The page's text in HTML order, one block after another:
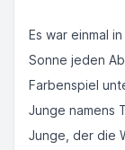
Es war einmal
Sonne jeden
Farbenspiel
Junge namens
Junge, der die